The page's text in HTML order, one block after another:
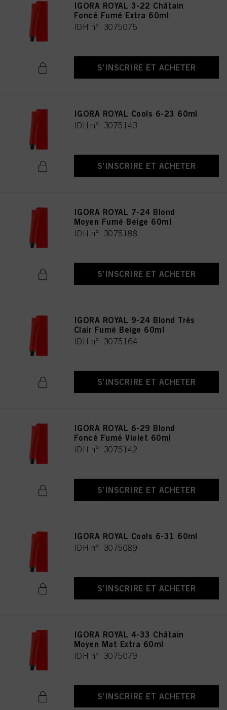
IGORA ROYAL 3-22 Châtain
Foncé Fumé Extra 60ml
IDH n° 3075075
S’INSCRIRE ET ACHETER
IGORA ROYAL Cools 6-23 60ml
IDH n° 3075143
S’INSCRIRE ET ACHETER
IGORA ROYAL 7-24 Blond
Moyen Fumé Beige 60ml
IDH n° 3075188
S’INSCRIRE ET ACHETER
IGORA ROYAL 9-24 Blond Très
Clair Fumé Beige 60ml
IDH n° 3075164
S’INSCRIRE ET ACHETER
IGORA ROYAL 6-29 Blond
Foncé Fumé Violet 60ml
IDH n° 3075142
S’INSCRIRE ET ACHETER
IGORA ROYAL Cools 6-31 60ml
IDH n° 3075089
S’INSCRIRE ET ACHETER
IGORA ROYAL 4-33 Châtain
Moyen Mat Extra 60ml
IDH n° 3075079
S’INSCRIRE ET ACHETER